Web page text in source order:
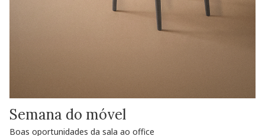
Semana do móvel
Boas oportunidades da sala ao office